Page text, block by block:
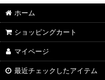
ホーム
ショッピングカート
マイページ
最近チェックしたアイテム